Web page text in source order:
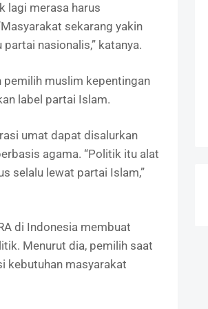
lagi merasa harus
sekarang yakin
nasionalis,” katanya.
muslim kepentingan
label partai Islam.
umat dapat disalurkan
agama. “Politik itu alat
selalu lewat partai Islam,”
di Indonesia membuat
Menurut dia, pemilih saat
kebutuhan masyarakat